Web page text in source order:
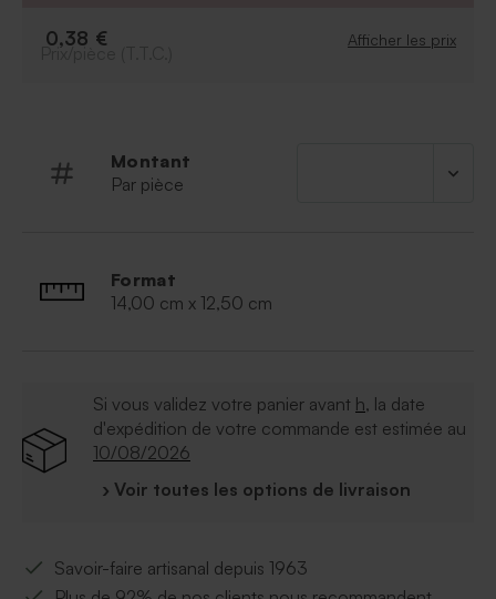
0,38 € Afficher les prix
Montant
Par pièce
Format
14,00 cm x 12,50 cm
Si vous validez votre panier avant h, la date
d'expédition de votre commande est estimée au
10/08/2026
› Voir toutes les options de livraison
Savoir-faire artisanal depuis 1963